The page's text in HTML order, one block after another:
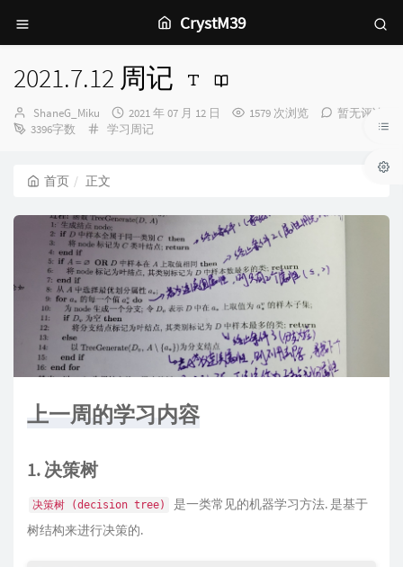
CrystM39
2021.7.12 周记
博
主：
ShaneG_Miku
发
布
2021 年 07 月 12 日 1579 次浏览
暂无评论
3396字数
分
学习周记
首页 正文
上一周的学习内容
1. 决策树
决策树 (decision tree)
是一类常见的机器学习方法. 是基于
树结构来进行决策的.